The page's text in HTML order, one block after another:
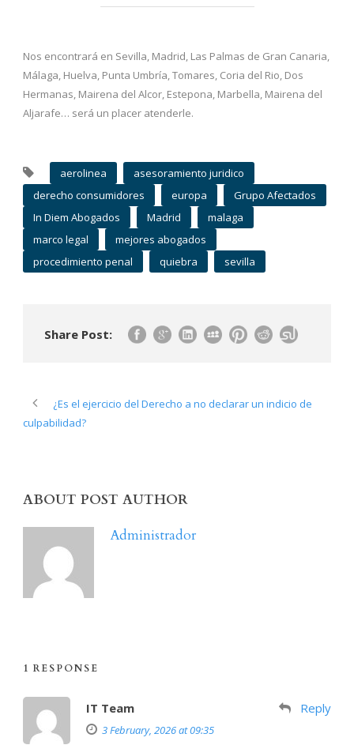
Nos encontrará en Sevilla, Madrid, Las Palmas de Gran Canaria,
Málaga, Huelva, Punta Umbría, Tomares, Coria del Rio, Dos
Hermanas, Mairena del Alcor, Estepona, Marbella, Mairena del
Aljarafe… será un placer atenderle.
aerolinea
asesoramiento juridico
derecho consumidores
europa
Grupo Afectados
In Diem Abogados
Madrid
malaga
marco legal
mejores abogados
procedimiento penal
quiebra sevilla
Share Post:
¿Es el ejercicio del Derecho a no declarar un indicio de
culpabilidad?
ABOUT POST AUTHOR
Administrador
1 RESPONSE
IT Team
3 February, 2026 at 09:35
Reply